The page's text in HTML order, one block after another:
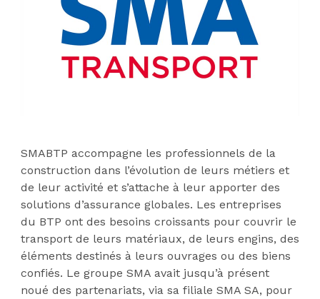
SMABTP accompagne les professionnels de la
construction dans l’évolution de leurs métiers et
de leur activité et s’attache à leur apporter des
solutions d’assurance globales. Les entreprises
du BTP ont des besoins croissants pour couvrir le
transport de leurs matériaux, de leurs engins, des
éléments destinés à leurs ouvrages ou des biens
confiés. Le groupe SMA avait jusqu’à présent
noué des partenariats, via sa filiale SMA SA, pour